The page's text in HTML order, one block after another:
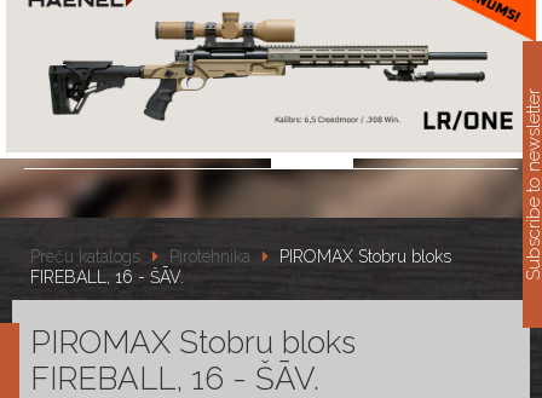
Preču katalogs Pirotehnika
PIROMAX Stobru bloks
FIREBALL, 16 - ŠĀV.
PIROMAX Stobru bloks
FIREBALL, 16 - ŠĀV.
Subscribe